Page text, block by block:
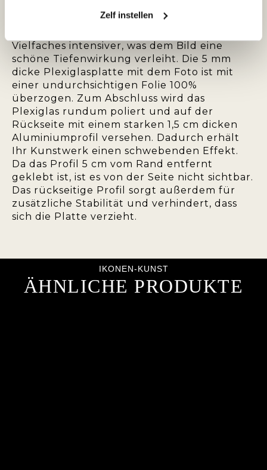
Zelf instellen
hochglänzendem Plexiglas veredelt. Durch
Vielfaches intensiver, was dem Bild eine
schöne Tiefenwirkung verleiht. Die 5 mm
dicke Plexiglasplatte mit dem Foto ist mit
einer undurchsichtigen Folie 100%
überzogen. Zum Abschluss wird das
Plexiglas rundum poliert und auf der
Rückseite mit einem starken 1,5 cm dicken
Aluminiumprofil versehen. Dadurch erhält
Ihr Kunstwerk einen schwebenden Effekt.
Da das Profil 5 cm vom Rand entfernt
geklebt ist, ist es von der Seite nicht sichtbar.
Das rückseitige Profil sorgt außerdem für
zusätzliche Stabilität und verhindert, dass
sich die Platte verzieht.
IKONEN-KUNST
ÄHNLICHE PRODUKTE